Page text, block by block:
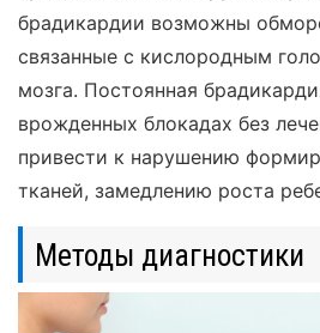
брадикардии возможны
связанные с кислородным
мозга. Постоянная
врожденных блокадах без
привести к нарушению
тканей, замедлению роста
Методы диагностики